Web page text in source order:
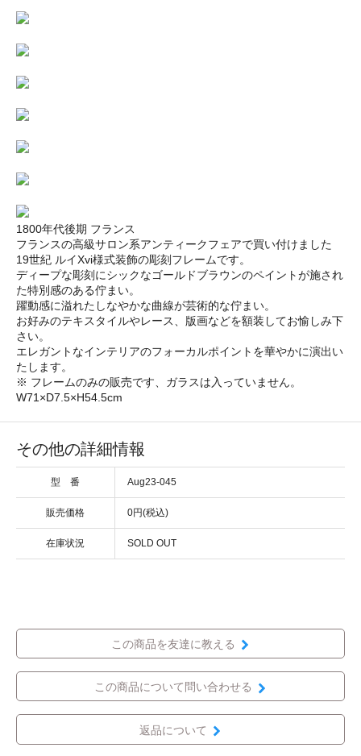
1800年代後期 フランス
フランスの高級サロン系アンティークフェアで買い付けました
19世紀 ルイXvi様式装飾の彫刻フレームです。
ディープな彫刻にシックなゴールドブラウンのペイントが施され
た特別感のある佇まい。
躍動感に溢れたしなやかな曲線が芸術的な佇まい。
お好みのテキスタイルやレース、版画などを額装してお愉しみ下
さい。
エレガントなインテリアのフォーカルポイントを華やかに演出い
たします。
※ フレームのみの販売です、ガラスは入っていません。
W71×D7.5×H54.5cm
その他の詳細情報
型 番 Aug23-045
販売価格 0円(税込)
在庫状況 SOLD OUT
この商品を友達に教える
この商品について問い合わせる
返品について